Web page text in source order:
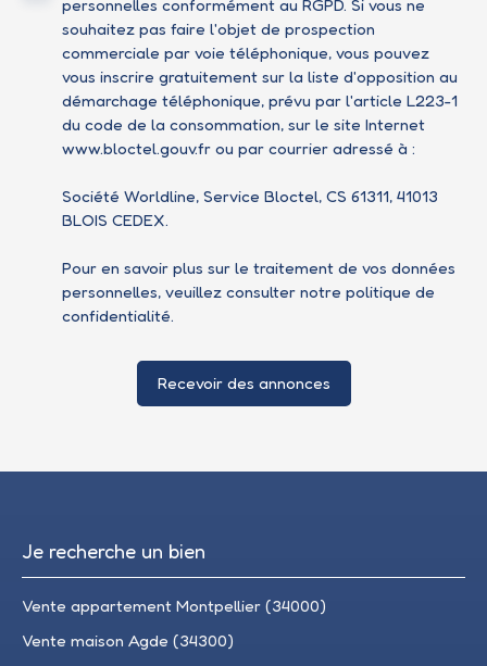
personnelles conformément au RGPD. Si vous ne
souhaitez pas faire l'objet de prospection
commerciale par voie téléphonique, vous pouvez
vous inscrire gratuitement sur la liste d'opposition au
démarchage téléphonique, prévu par l'article L223-1
du code de la consommation, sur le site Internet
www.bloctel.gouv.fr ou par courrier adressé à :
Société Worldline, Service Bloctel, CS 61311, 41013
BLOIS CEDEX.
Pour en savoir plus sur le traitement de vos données
personnelles, veuillez consulter notre politique de
confidentialité.
Recevoir des annonces
Je recherche un bien
Vente appartement Montpellier (34000)
Vente maison Agde (34300)